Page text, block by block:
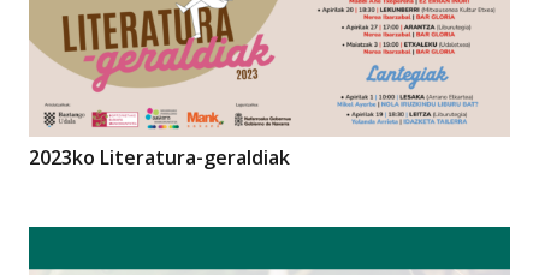
2023ko Literatura-geraldiak